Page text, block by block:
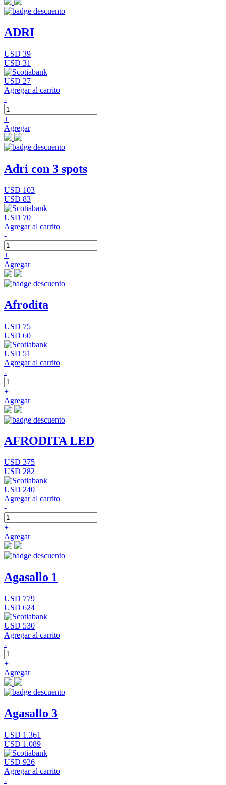
ADRI
USD 39
USD 31
USD 27
Agregar al carrito
-
+
Agregar
Adri con 3 spots
USD 103
USD 83
USD 70
Agregar al carrito
-
+
Agregar
Afrodita
USD 75
USD 60
USD 51
Agregar al carrito
-
+
Agregar
AFRODITA LED
USD 375
USD 282
USD 240
Agregar al carrito
-
+
Agregar
Agasallo 1
USD 779
USD 624
USD 530
Agregar al carrito
-
+
Agregar
Agasallo 3
USD 1.361
USD 1.089
USD 926
Agregar al carrito
-